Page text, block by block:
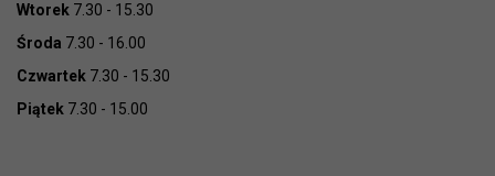
Wtorek 7.30 - 15.30
Środa 7.30 - 16.00
Czwartek 7.30 - 15.30
Piątek 7.30 - 15.00